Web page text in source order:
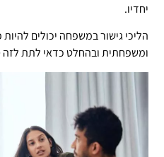
יחדיו.
הליכי גישור במשפחה יכולים
ומשפחתית ובהחלט כדאי לתת לזה